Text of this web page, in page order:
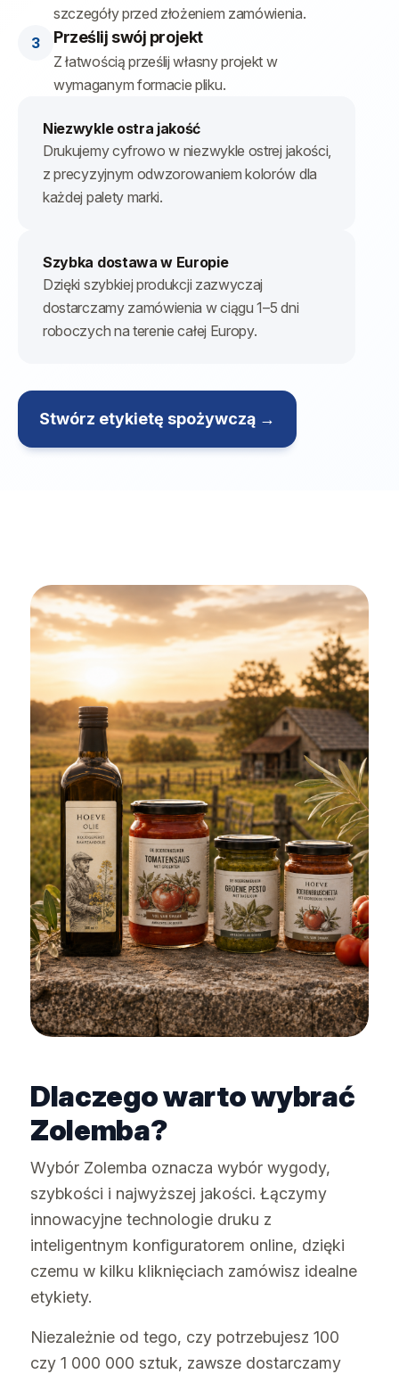
szczegóły przed złożeniem zamówienia.
Prześlij swój projekt
Z łatwością prześlij własny projekt w
wymaganym formacie pliku.
Niezwykle ostra jakość
Drukujemy cyfrowo w niezwykle ostrej jakości,
z precyzyjnym odwzorowaniem kolorów dla
każdej palety marki.
Szybka dostawa w Europie
Dzięki szybkiej produkcji zazwyczaj
dostarczamy zamówienia w ciągu 1–5 dni
roboczych na terenie całej Europy.
Stwórz etykietę spożywczą →
Dlaczego warto wybrać
Zolemba?
Wybór Zolemba oznacza wybór wygody,
szybkości i najwyższej jakości. Łączymy
innowacyjne technologie druku z
inteligentnym konfiguratorem online, dzięki
czemu w kilku kliknięciach zamówisz idealne
etykiety.
Niezależnie od tego, czy potrzebujesz 100
czy 1 000 000 sztuk, zawsze dostarczamy